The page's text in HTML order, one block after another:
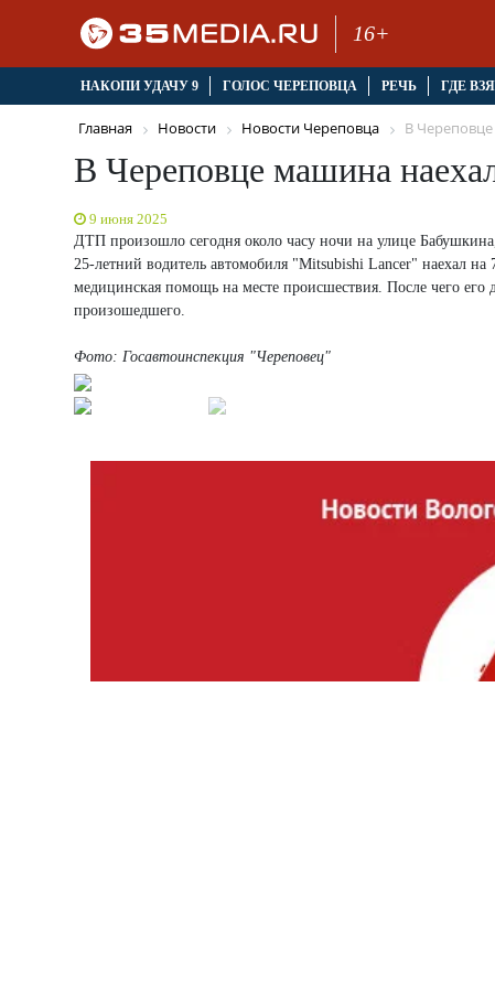
16+
НАКОПИ УДАЧУ 9 ГОЛОС ЧЕРЕПОВЦА РЕЧЬ ГДЕ
Главная Новости Новости Череповца В
В Череповце машина
9 июня 2025
ДТП произошло сегодня около часу ночи на улице
25-летний водитель автомобиля "Mitsubishi Lancer" наехал
медицинская помощь на месте происшествия. После чего его
произошедшего.
Фото: Госавтоинспекция "Череповец"